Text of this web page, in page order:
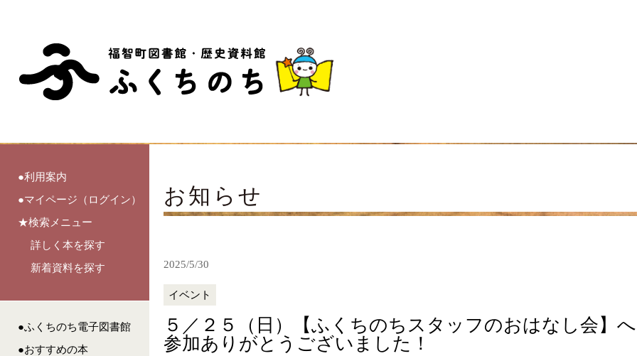
●利用案内
●マイページ（ログイン）
★検索メニュー
詳しく本を探す
新着資料を探す
●ふくちのち電子図書館
●おすすめの本
お知らせ
2025/5/30
イベント
５／２５（日）【ふくちのちスタッフのおはなし会】
参加ありがとうございました！